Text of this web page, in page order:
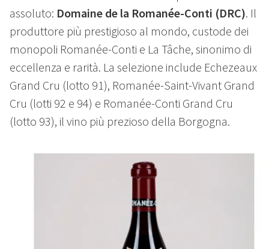
assoluto: Domaine de la Romanée-Conti (DRC). Il
produttore più prestigioso al mondo, custode dei
monopoli Romanée-Conti e La Tâche, sinonimo di
eccellenza e rarità. La selezione include Echezeaux
Grand Cru (lotto 91), Romanée-Saint-Vivant Grand
Cru (lotti 92 e 94) e Romanée-Conti Grand Cru
(lotto 93), il vino più prezioso della Borgogna.